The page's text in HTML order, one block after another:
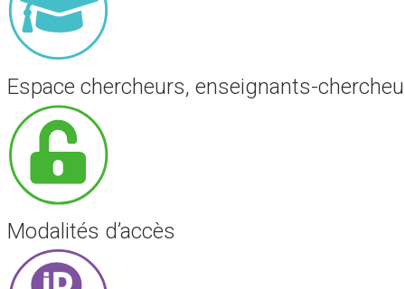
Espace chercheurs, enseignants-
Modalités d’accès